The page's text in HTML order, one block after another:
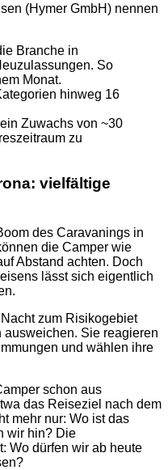
(Hymer GmbH) nennen
Branche in
So
Monat.
hinweg 16
Zuwachs von ~30
zu
vielfältige
des Caravanings in
die Camper wie
Abstand achten. Doch
lässt sich eigentlich
zum Risikogebiet
Sie reagieren
und wählen ihre
schon aus
das Reiseziel nach dem
mehr nur: Wo ist das
wir hin? Die
Wo dürfen wir ab heute